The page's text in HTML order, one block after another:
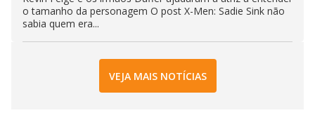
o tamanho da personagem O post X-Men: Sadie Sink não
sabia quem era...
VEJA MAIS NOTÍCIAS